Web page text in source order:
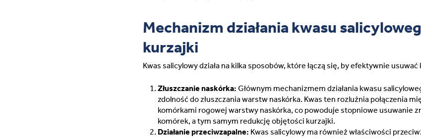
Mechanizm działania kwasu
kurzajki
Kwas salicylowy działa na kilka sposobów, które łączą się, by efektywnie usuwać
Złuszczanie naskórka: Głównym mechanizmem działania kwasu
zdolność do złuszczania warstw naskórka. Kwas ten rozluźnia połączenia
komórkami rogowej warstwy naskórka, co powoduje stopniowe usuwanie
komórek, a tym samym redukcję objętości kurzajki.
Działanie przeciwzapalne: Kwas salicylowy ma również właściwości
Switzerland (Italian)
United Arab Emirates